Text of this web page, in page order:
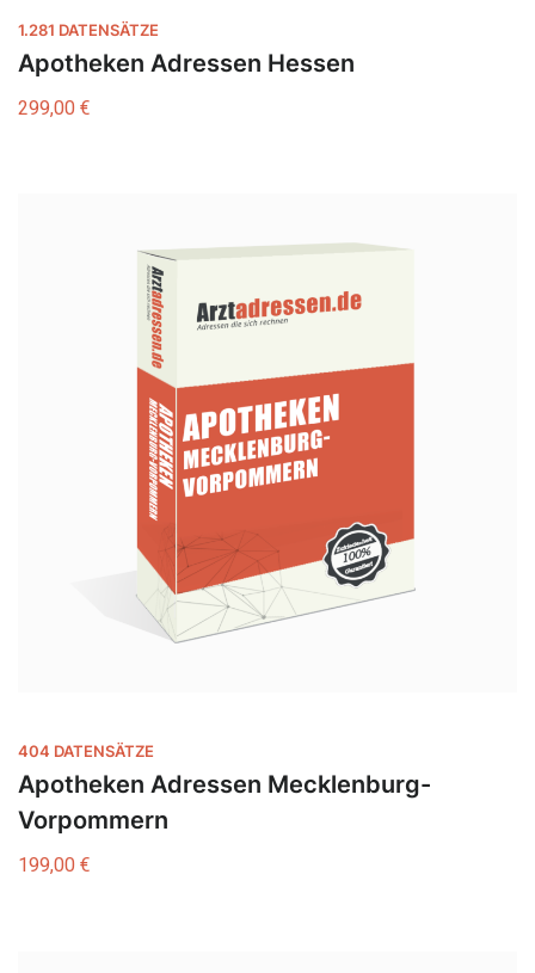
1.281 DATENSÄTZE
Apotheken Adressen Hessen
299,00€
404 DATENSÄTZE
Apotheken Adressen Mecklenburg-
Vorpommern
199,00€